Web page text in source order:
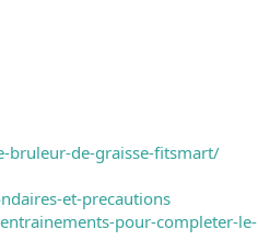
bruleur-de-graisse-fitsmart/
et-precautions
pour-completer-le-